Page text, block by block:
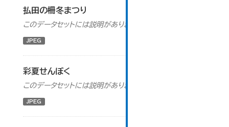
払田の柵冬まつり
このデータセットには説明がありません
JPEG
彩夏せんぼく
このデータセットには説明がありません
JPEG